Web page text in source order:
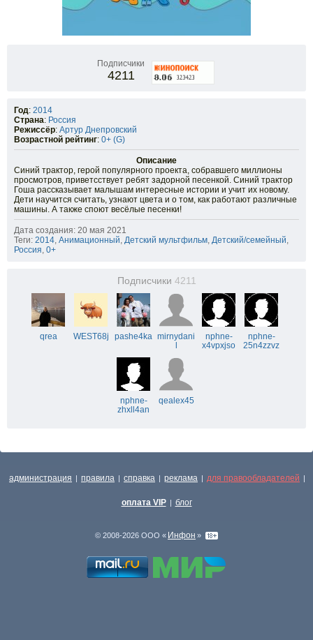
Подписчики
4211
Год: 2014
Страна: Россия
Режиссёр: Артур Днепровский
Возрастной рейтинг: 0+ (G)
Описание
Синий трактор, герой популярного проекта, собравшего миллионы
просмотров, приветсствует ребят задорной песенкой. Синий трактор
Гоша рассказывает малышам интересные истории и учит их новому.
Дети научится считать, узнают цвета и о том, как работают различные
машины. А также споют весёлые песенки!
Дата создания: 20 мая 2021
Теги: 2014, Анимационный, Детский мультфильм, Детский/семейный,
Россия, 0+
Подписчики 4211
qrea WEST68j pashe4ka mirnydani
nphne-
x4vpxjso
nphne-
25n4zzvz
nphne-
zhxll4an
qealex45
администрация | правила | справка | реклама | для правообладателей |
оплата VIP | блог
© 2008-2026 ООО « Инфон »